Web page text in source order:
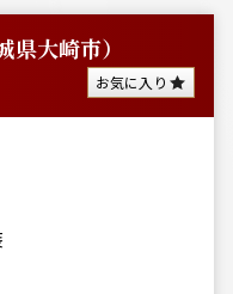
大崎市）
お気に入り